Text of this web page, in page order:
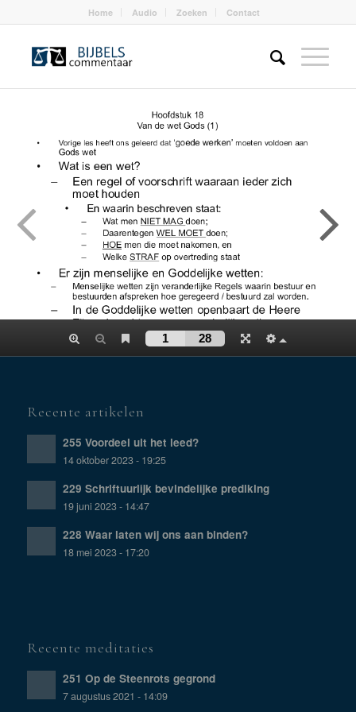
Home Audio Zoeken Contact
Recente artikelen
255 Voordeel uit het leed?
14 oktober 2023 - 19:25
229 Schriftuurlijk bevindelijke prediking
19 juni 2023 - 14:47
228 Waar laten wij ons aan binden?
18 mei 2023 - 17:20
Recente meditaties
251 Op de Steenrots gegrond
7 augustus 2021 - 14:09